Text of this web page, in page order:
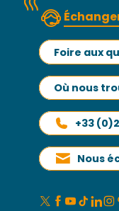
Foire aux
Où nous
+33
Nous